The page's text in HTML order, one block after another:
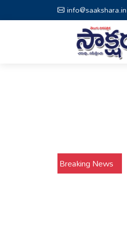
info@saakshara.in
Breaking News